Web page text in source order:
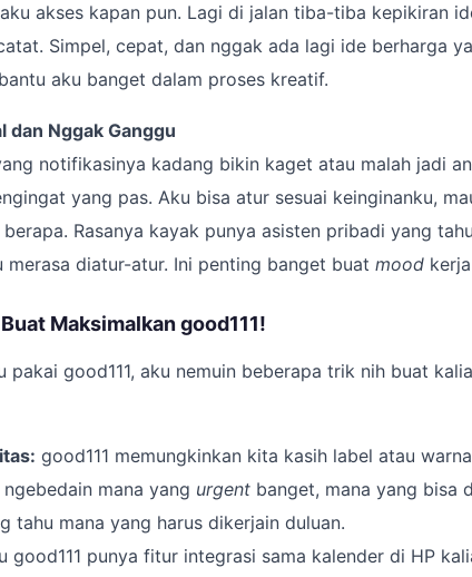
akses kapan pun. Lagi di jalan tiba-tiba kepikiran
Simpel, cepat, dan nggak ada lagi ide berharga
aku banget dalam proses kreatif.
dan Nggak Ganggu
notifikasinya kadang bikin kaget atau malah jadi
yang pas. Aku bisa atur sesuai keinginanku,
Rasanya kayak punya asisten pribadi yang
diatur-atur. Ini penting banget buat mood
Maksimalkan good111!
pakai good111, aku nemuin beberapa trik nih buat
good111 memungkinkan kita kasih label atau
mana yang urgent banget, mana yang bisa
tahu mana yang harus dikerjain duluan.
good111 punya fitur integrasi sama kalender di HP